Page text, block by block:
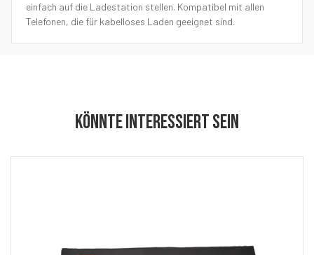
einfach auf die Ladestation stellen. Kompatibel mit allen
Telefonen, die für kabelloses Laden geeignet sind.
KÖNNTE INTERESSIERT SEIN